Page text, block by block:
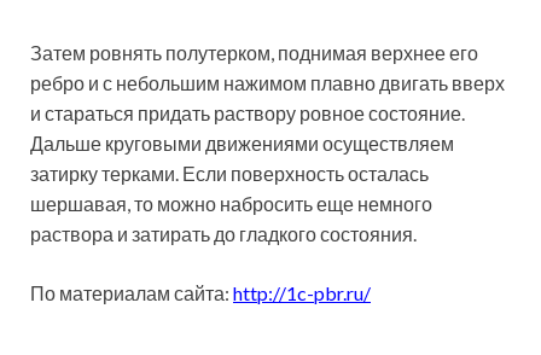
Затем ровнять полутерком, поднимая верхнее его
ребро и с небольшим нажимом плавно двигать вверх
и стараться придать раствору ровное состояние.
Дальше круговыми движениями осуществляем
затирку терками. Если поверхность осталась
шершавая, то можно набросить еще немного
раствора и затирать до гладкого состояния.
По материалам сайта: http://1c-pbr.ru/